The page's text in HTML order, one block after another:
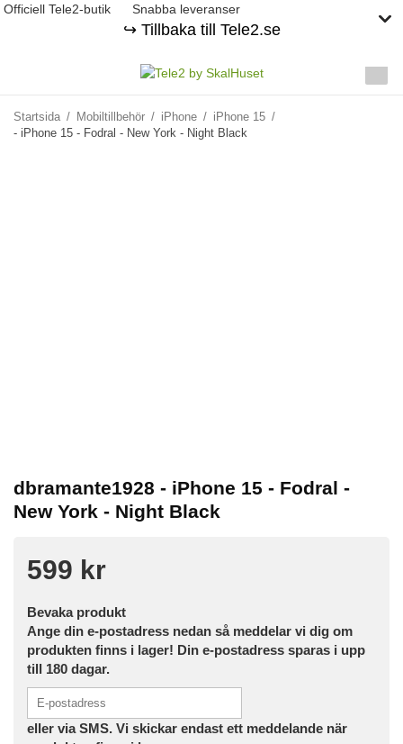
Officiell Tele2-butik Snabba leveranser
↪️ Tillbaka till Tele2.se
Startsida / Mobiltillbehör / iPhone / iPhone 15 /
- iPhone 15 - Fodral - New York - Night Black
dbramante1928 - iPhone 15 - Fodral -
New York - Night Black
599 kr
Bevaka produkt
Ange din e-postadress nedan så meddelar vi dig om
produkten finns i lager! Din e-postadress sparas i upp
till 180 dagar.
eller via SMS. Vi skickar endast ett meddelande när